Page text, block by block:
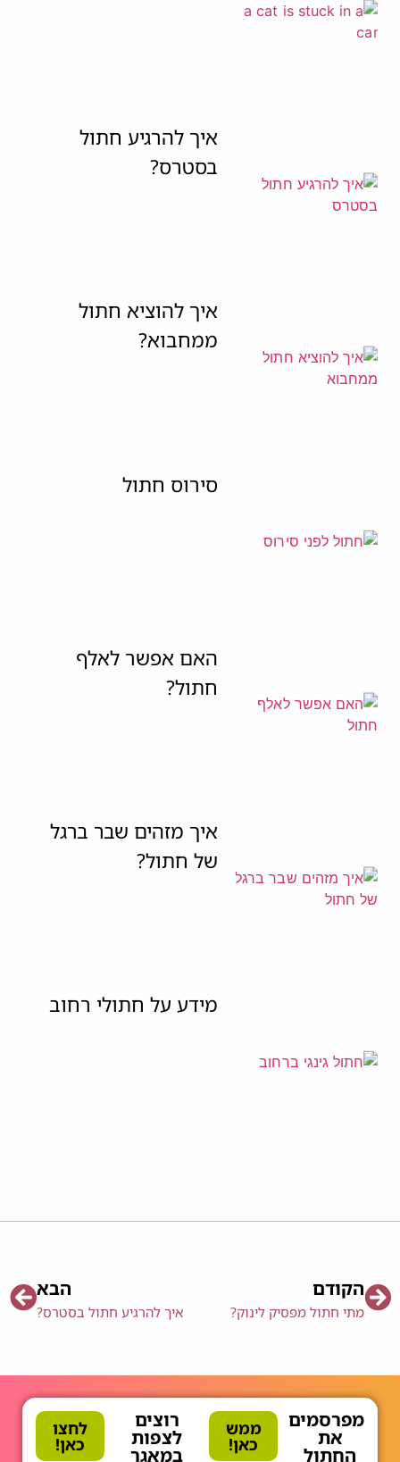
איך להרגיע חתול
בסטרס?
איך להוציא חתול
ממחבוא?
סירוס חתול
האם אפשר לאלף
חתול?
איך מזהים שבר ברגל
של חתול?
מידע על חתולי רחוב
הקודם
מתי חתול מפסיק לינוק?
הבא
איך להרגיע חתול בסטרס?
מפרסמים
את
החתול
ממש
כאן!
רוצים
לצפות
במאגר
לחצו
כאן!